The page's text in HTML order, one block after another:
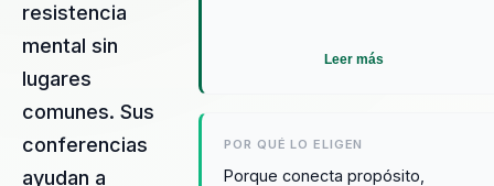
resistencia
mental sin
lugares
comunes. Sus
conferencias
ayudan a
Leer más
POR QUÉ LO ELIGEN
Porque conecta propósito,